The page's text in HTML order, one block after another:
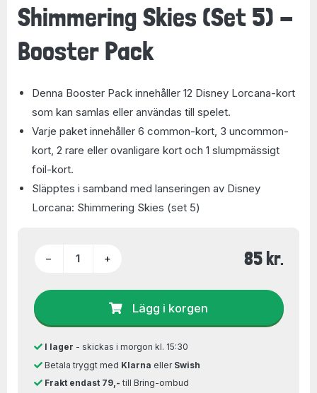
Shimmering Skies (Set 5) -
Booster Pack
Denna Booster Pack innehåller 12 Disney Lorcana-kort
som kan samlas eller användas till spelet.
Varje paket innehåller 6 common-kort, 3 uncommon-
kort, 2 rare eller ovanligare kort och 1 slumpmässigt
foil-kort.
Släpptes i samband med lanseringen av Disney
Lorcana: Shimmering Skies (set 5)
− + 85 kr.
Lägg i korgen
I lager - skickas i morgon kl. 15:30
Betala tryggt med Klarna eller Swish
Frakt endast 79,- till Bring-ombud